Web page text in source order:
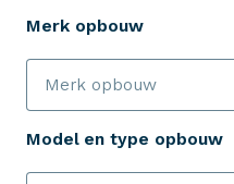
Merk opbouw
Model en type opbouw
Bereken je premie
Schade melden